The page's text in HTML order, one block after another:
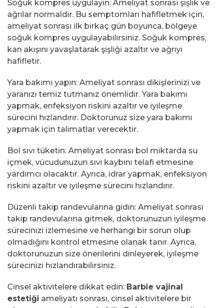
Soğuk kompres uygulayın: Ameliyat sonrası şişlik ve
ağrılar normaldir. Bu semptomları hafifletmek için,
ameliyat sonrası ilk birkaç gün boyunca, bölgeye
soğuk kompres uygulayabilirsiniz. Soğuk kompres,
kan akışını yavaşlatarak şişliği azaltır ve ağrıyı
hafifletir.
Yara bakımı yapın: Ameliyat sonrası dikişlerinizi ve
yaranızı temiz tutmanız önemlidir. Yara bakımı
yapmak, enfeksiyon riskini azaltır ve iyileşme
sürecini hızlandırır. Doktorunuz size yara bakımı
yapmak için talimatlar verecektir.
Bol sıvı tüketin: Ameliyat sonrası bol miktarda su
içmek, vücudunuzun sıvı kaybını telafi etmesine
yardımcı olacaktır. Ayrıca, idrar yapmak, enfeksiyon
riskini azaltır ve iyileşme sürecini hızlandırır.
Düzenli takip randevularına gidin: Ameliyat sonrası
takip randevularına gitmek, doktorunuzun iyileşme
sürecinizi izlemesine ve herhangi bir sorun olup
olmadığını kontrol etmesine olanak tanır. Ayrıca,
doktorunuzun size önerilerini dinleyerek, iyileşme
sürecinizi hızlandırabilirsiniz.
Cinsel aktivitelere dikkat edin: Barbie vajinal
estetiği ameliyatı sonrası, cinsel aktivitelere bir